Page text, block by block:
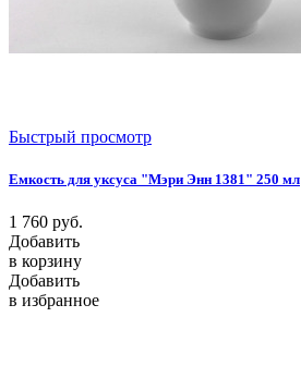
Быстрый просмотр
Емкость для уксуса "Мэри Энн 1381" 250 мл
1 760 руб.
Добавить
в корзину
Добавить
в избранное